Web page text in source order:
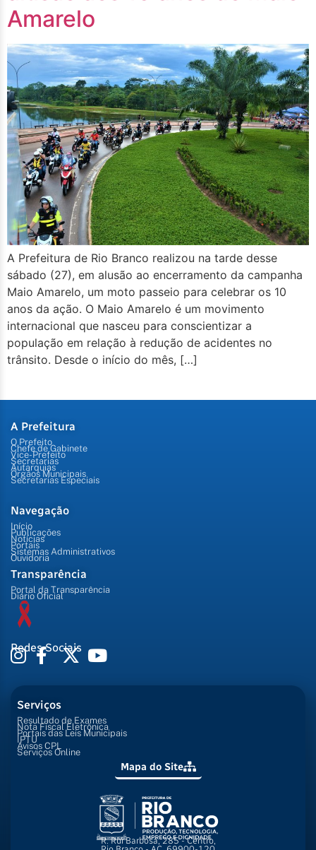
Amarelo
A Prefeitura de Rio Branco realizou na tarde desse
sábado (27), em alusão ao encerramento da campanha
Maio Amarelo, um moto passeio para celebrar os 10
anos da ação. O Maio Amarelo é um movimento
internacional que nasceu para conscientizar a
população em relação à redução de acidentes no
trânsito. Desde o início do mês, […]
A Prefeitura
O Prefeito
Chefe de Gabinete
Vice-Prefeito
Secretarias
Autarquias
Órgãos Municipais
Secretarias Especiais
Navegação
Início
Publicações
Notícias
Portais
Sistemas Administrativos
Ouvidoria
Transparência
Portal da Transparência
Diário Oficial
Redes Sociais
Serviços
Resultado de Exames
Nota Fiscal Eletrônica
Portais das Leis Municipais
IPTU
Avisos CPL
Serviços Online
Mapa do Site
R. Rui Barbosa, 285 - Centro,